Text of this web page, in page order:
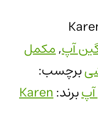
آپ,مکمل
برچسب:
برند:Karen